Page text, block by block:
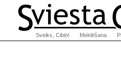
Sveiks, Cibiņ! Meklēšana